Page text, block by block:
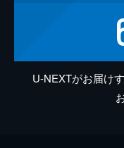
U-NEXTがお届け